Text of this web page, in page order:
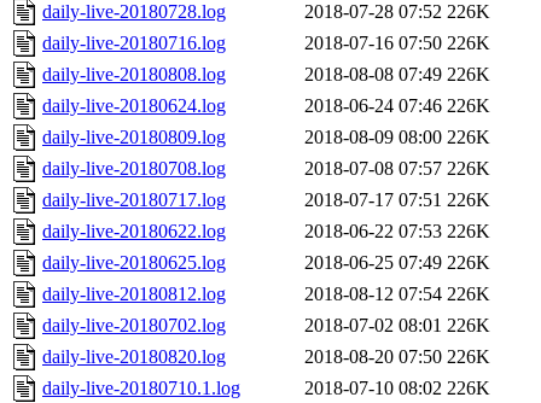
daily-live-20180728.log
2018-07-28 07:52 226K
daily-live-20180716.log
2018-07-16 07:50 226K
daily-live-20180808.log
2018-08-08 07:49 226K
daily-live-20180624.log
2018-06-24 07:46 226K
daily-live-20180809.log
2018-08-09 08:00 226K
daily-live-20180708.log
2018-07-08 07:57 226K
daily-live-20180717.log
2018-07-17 07:51 226K
daily-live-20180622.log
2018-06-22 07:53 226K
daily-live-20180625.log
2018-06-25 07:49 226K
daily-live-20180812.log
2018-08-12 07:54 226K
daily-live-20180702.log
2018-07-02 08:01 226K
daily-live-20180820.log
2018-08-20 07:50 226K
daily-live-20180710.1.log
2018-07-10 08:02 226K